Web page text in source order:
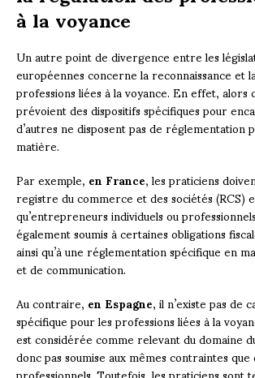
à la voyance
Un autre point de divergence entre les
européennes concerne la reconnaissance et
professions liées à la voyance. En effet, alors
prévoient des dispositifs spécifiques pour
d’autres ne disposent pas de
matière.
Par exemple,en France, les praticiens
registre du commerce et des sociétés (RCS)
qu’entrepreneurs individuels ou
également soumis à certaines obligations
ainsi qu’à une réglementation spécifique en
et de communication.
Au contraire,en Espagne, il n’existe pas de
spécifique pour les professions liées à la
est considérée comme relevant du domaine
donc pas soumise aux mêmes contraintes